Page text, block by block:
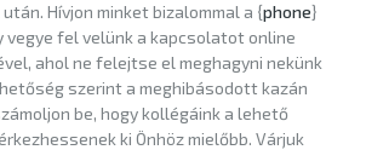
Hívjon minket bizalommal a {phone}
vegye fel velünk a kapcsolatot online
ahol ne felejtse el meghagyni nekünk
szerint a meghibásodott kazán
be, hogy kollégáink a lehető
ki Önhöz mielőbb. Várjuk